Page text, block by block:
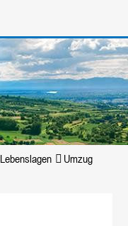
Lebenslagen
Umzug